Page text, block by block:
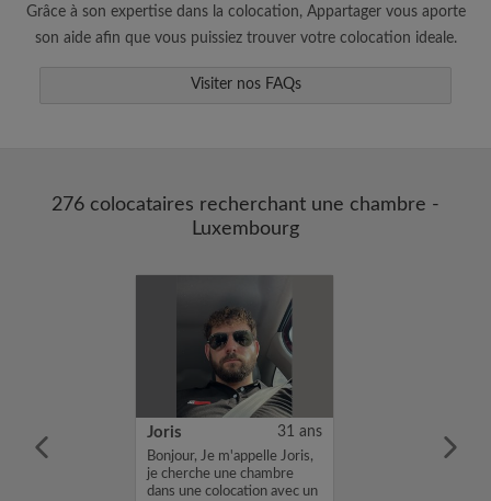
Sauvegardez vos recherches
annonce correspondant à vos critères
Grâce à son expertise dans la colocation, Appartager vous aporte
son aide afin que vous puissiez trouver votre colocation ideale.
Visiter nos FAQs
276 colocataires recherchant une chambre -
Luxembourg
à
Joris 31 ans
Bonjour, Je m'appelle Joris,
je cherche une chambre
dans une colocation avec un